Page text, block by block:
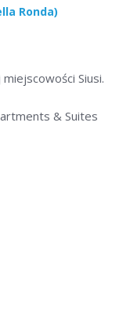
Ronda)
Siusi.
& Suites